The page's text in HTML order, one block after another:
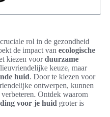
rol in de gezondheid
de impact van ecologische
kiezen voorduurzame
keuze, maar
huid. Door te kiezen voor
ontwerpen, kunnen
Ontdek waarom
voor je huid groter is